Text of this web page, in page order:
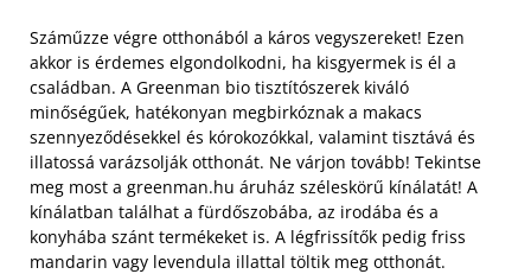
Száműzze végre otthonából a káros vegyszereket! Ezen
akkor is érdemes elgondolkodni, ha kisgyermek is él a
családban. A Greenman bio tisztítószerek kiváló
minőségűek, hatékonyan megbirkóznak a makacs
szennyeződésekkel és kórokozókkal, valamint tisztává és
illatossá varázsolják otthonát. Ne várjon tovább! Tekintse
meg most a greenman.hu áruház széleskörű kínálatát! A
kínálatban találhat a fürdőszobába, az irodába és a
konyhába szánt termékeket is. A légfrissítők pedig friss
mandarin vagy levendula illattal töltik meg otthonát.